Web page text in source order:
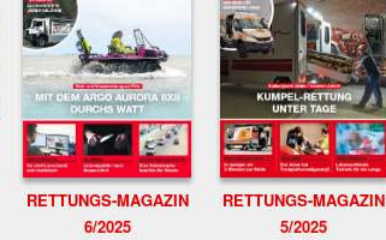
RETTUNGS-MAGAZIN
6/2025
RETTUNGS-MAGAZIN
5/2025